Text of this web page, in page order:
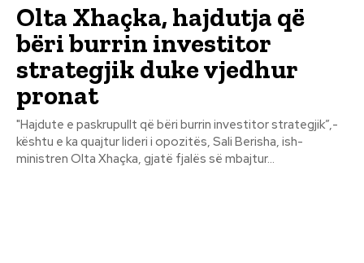
Olta Xhaçka, hajdutja që
bëri burrin investitor
strategjik duke vjedhur
pronat
"Hajdute e paskrupullt që bëri burrin investitor strategjik”,-
kështu e ka quajtur lideri i opozitës, Sali Berisha, ish-
ministren Olta Xhaçka, gjatë fjalës së mbajtur...